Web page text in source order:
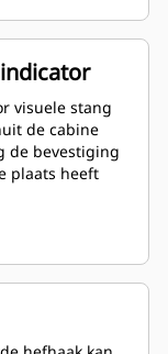
visuele stang
de cabine
de bevestiging
plaats heeft